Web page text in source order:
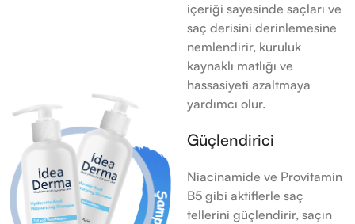
içeriği sayesinde saçları ve
saç derisini derinlemesine
nemlendirir, kuruluk
kaynaklı matlığı ve
hassasiyeti azaltmaya
yardımcı olur.
Güçlendirici
Niacinamide ve Provitamin
B5 gibi aktiflerle saç
tellerini güçlendirir, saçın